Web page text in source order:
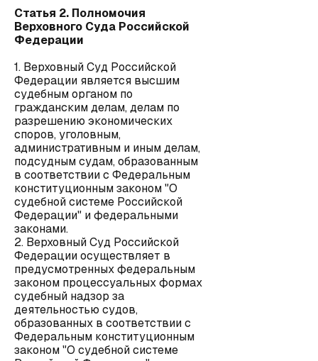
Статья 2. Полномочия
Верховного Суда Российской
Федерации
1. Верховный Суд Российской
Федерации является высшим
судебным органом по
гражданским делам, делам по
разрешению экономических
споров, уголовным,
административным и иным делам,
подсудным судам, образованным
в соответствии с Федеральным
конституционным законом "О
судебной системе Российской
Федерации" и федеральными
законами.
2. Верховный Суд Российской
Федерации осуществляет в
предусмотренных федеральным
законом процессуальных формах
судебный надзор за
деятельностью судов,
образованных в соответствии с
Федеральным конституционным
законом "О судебной системе